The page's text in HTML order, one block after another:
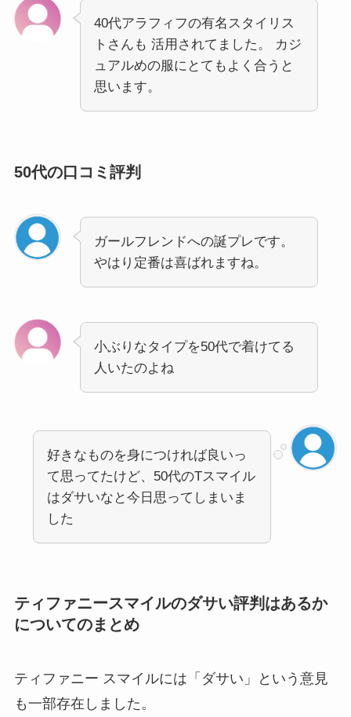
40代アラフィフの有名スタイリス
トさんも 活用されてました。 カジ
ュアルめの服にとてもよく合うと
思います。
50代の口コミ評判
ガールフレンドへの誕プレです。
やはり定番は喜ばれますね。
小ぶりなタイプを50代で着けてる
人いたのよね
好きなものを身につければ良いっ
て思ってたけど、50代のTスマイル
はダサいなと今日思ってしまいま
した
ティファニースマイルのダサい評判はあるか
についてのまとめ
ティファニー スマイルには「ダサい」という意見
も一部存在しました。